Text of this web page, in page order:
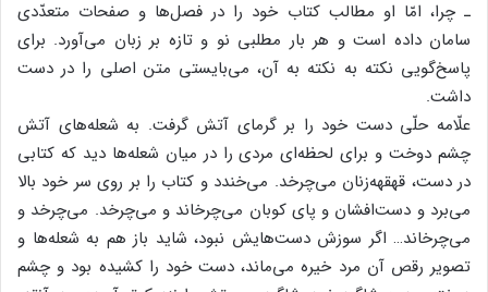
ـ چرا، امّا او مطالب کتاب خود را در فصل‌ها و صفحات متعدّدی
سامان داده است و هر بار مطلبی نو و تازه بر زبان می‌آورد. برای
پاسخ‌گویی نکته به نکته به آن، می‌بایستی متن اصلی را در دست
داشت.
علّامه حلّی دست خود را بر گرمای آتش گرفت. به شعله‌های آتش
چشم دوخت و برای لحظه‌ای مردی را در میان شعله‌ها دید که کتابی
در دست، قهقهه‌زنان می‌چرخد. می‌خندد و کتاب را بر روی سر خود بالا
می‌برد و دست‌افشان و پای کوبان می‌چرخاند و می‌چرخد. می‌چرخد و
می‌چرخاند… اگر سوزش دست‌هایش نبود، شاید باز هم به شعله‌ها و
تصویر رقص آن مرد خیره می‌ماند، دست خود را کشیده بود و چشم